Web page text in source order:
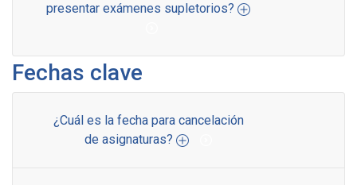
presentar exámenes supletorios?
Fechas clave
¿Cuál es la fecha para cancelación
de asignaturas?